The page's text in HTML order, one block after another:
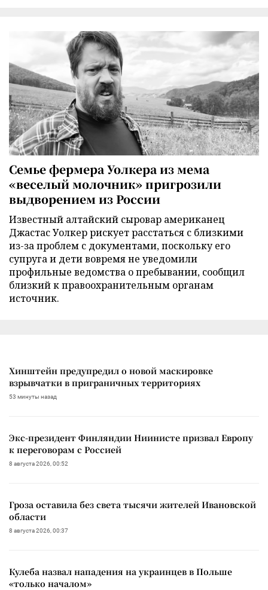
Семье фермера Уолкера из мема
«веселый молочник» пригрозили
выдворением из России
Известный алтайский сыровар американец
Джастас Уолкер рискует расстаться с близкими
из-за проблем с документами, поскольку его
супруга и дети вовремя не уведомили
профильные ведомства о пребывании, сообщил
близкий к правоохранительным органам
источник.
Хинштейн предупредил о новой маскировке
взрывчатки в приграничных территориях
53 минуты назад
Экс-президент Финляндии Ниинисте призвал Европу
к переговорам с Россией
8 августа 2026, 00:52
Гроза оставила без света тысячи жителей Ивановской
области
8 августа 2026, 00:37
Кулеба назвал нападения на украинцев в Польше
«только началом»